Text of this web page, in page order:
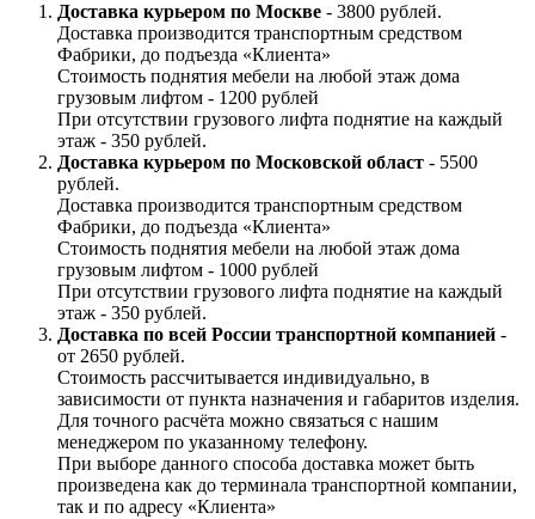
Доставка курьером по Москве - 3800 рублей.
Доставка производится транспортным средством
Фабрики, до подъезда «Клиента»
Стоимость поднятия мебели на любой этаж дома
грузовым лифтом - 1200 рублей
При отсутствии грузового лифта поднятие на каждый
этаж - 350 рублей.
Доставка курьером по Московской област - 5500
рублей.
Доставка производится транспортным средством
Фабрики, до подъезда «Клиента»
Стоимость поднятия мебели на любой этаж дома
грузовым лифтом - 1000 рублей
При отсутствии грузового лифта поднятие на каждый
этаж - 350 рублей.
Доставка по всей России транспортной компанией -
от 2650 рублей.
Стоимость рассчитывается индивидуально, в
зависимости от пункта назначения и габаритов изделия.
Для точного расчёта можно связаться с нашим
менеджером по указанному телефону.
При выборе данного способа доставка может быть
произведена как до терминала транспортной компании,
так и по адресу «Клиента»